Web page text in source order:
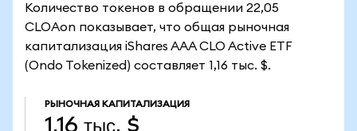
Количество токенов в обращении 22,05
CLOAon показывает, что общая рыночная
капитализация iShares AAA CLO Active ETF
(Ondo Tokenized) составляет 1,16 тыс. $.
РЫНОЧНАЯ КАПИТАЛИЗАЦИЯ
1,16 тыс. $